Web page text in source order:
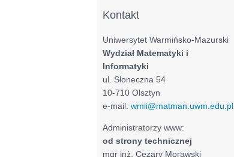
Kontakt
Uniwersytet Warmińsko-Mazurski
Wydział Matematyki i
Informatyki
ul. Słoneczna 54
10-710 Olsztyn
e-mail:wmii@matman.uwm.edu.pl
Administratorzy www:
od strony technicznej
mgr inż. Cezary Morawski